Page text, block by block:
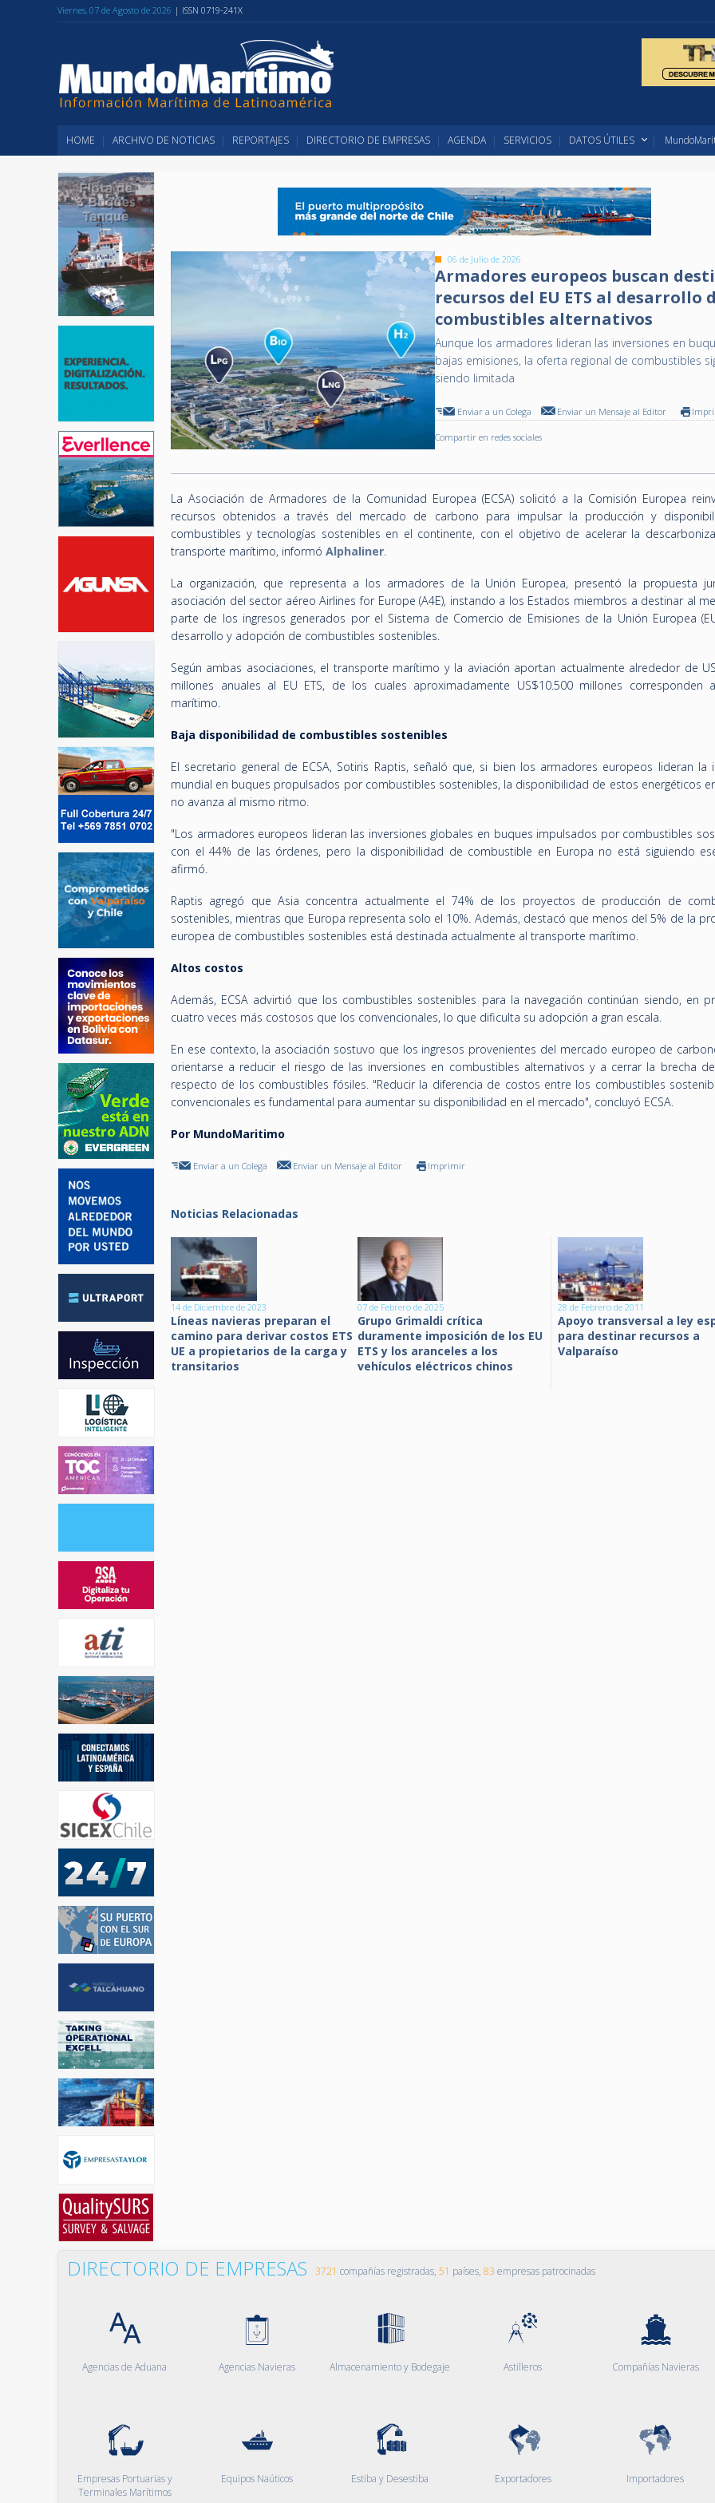
Viernes, 07 de Agosto de 2026 | ISSN 0719-241X
HOME ARCHIVO DE NOTICIAS REPORTAJES DIRECTORIO DE EMPRESAS AGENDA SERVICIOS DATOS ÚTILES
06 de Julio de 2026
Armadores europeos buscan
recursos del EU ETS al desarrollo
combustibles alternativos
Aunque los armadores lideran las inversiones en
bajas emisiones, la oferta regional de combustibles
siendo limitada
Enviar a un Colega Enviar un Mensaje al Editor
Compartir en redes sociales
La Asociación de Armadores de la Comunidad Europea (ECSA) solicitó a la Comisión Europea
recursos obtenidos a través del mercado de carbono para impulsar la producción y
combustibles y tecnologías sostenibles en el continente, con el objetivo de acelerar la
transporte marítimo, informó Alphaliner.
La organización, que representa a los armadores de la Unión Europea, presentó la propuesta
asociación del sector aéreo Airlines for Europe (A4E), instando a los Estados miembros a destinar al
parte de los ingresos generados por el Sistema de Comercio de Emisiones de la Unión Europea
desarrollo y adopción de combustibles sostenibles.
Según ambas asociaciones, el transporte marítimo y la aviación aportan actualmente alrededor de
millones anuales al EU ETS, de los cuales aproximadamente US$10.500 millones corresponden
marítimo.
Baja disponibilidad de combustibles sostenibles
El secretario general de ECSA, Sotiris Raptis, señaló que, si bien los armadores europeos lideran la
mundial en buques propulsados por combustibles sostenibles, la disponibilidad de estos energéticos
no avanza al mismo ritmo.
"Los armadores europeos lideran las inversiones globales en buques impulsados por combustibles
con el 44% de las órdenes, pero la disponibilidad de combustible en Europa no está siguiendo
afirmó.
Raptis agregó que Asia concentra actualmente el 74% de los proyectos de producción de
sostenibles, mientras que Europa representa solo el 10%. Además, destacó que menos del 5% de la
europea de combustibles sostenibles está destinada actualmente al transporte marítimo.
Altos costos
Además, ECSA advirtió que los combustibles sostenibles para la navegación continúan siendo, en
cuatro veces más costosos que los convencionales, lo que dificulta su adopción a gran escala.
En ese contexto, la asociación sostuvo que los ingresos provenientes del mercado europeo de
orientarse a reducir el riesgo de las inversiones en combustibles alternativos y a cerrar la brecha
respecto de los combustibles fósiles. "Reducir la diferencia de costos entre los combustibles
convencionales es fundamental para aumentar su disponibilidad en el mercado", concluyó ECSA.
Por MundoMaritimo
Enviar a un Colega Enviar un Mensaje al Editor Imprimir
Noticias Relacionadas
14 de Diciembre de 2023
Líneas navieras preparan el
camino para derivar costos ETS
UE a propietarios de la carga y
transitarios
07 de Febrero de 2025
Grupo Grimaldi crítica
duramente imposición de los EU
ETS y los aranceles a los
vehículos eléctricos chinos
28 de Febrero de 2011
Apoyo transversal a ley
para destinar recursos a
Valparaíso
DIRECTORIO DE EMPRESAS 3721 compañías registradas, 51 países, 83 empresas patrocinadas
Agencias de Aduana Agencias Navieras Almacenamiento y Bodegaje Astilleros Compañías Navieras
Empresas Portuarias y
Terminales Marítimos
Equipos Naúticos Estiba y Desestiba Exportadores Importadores